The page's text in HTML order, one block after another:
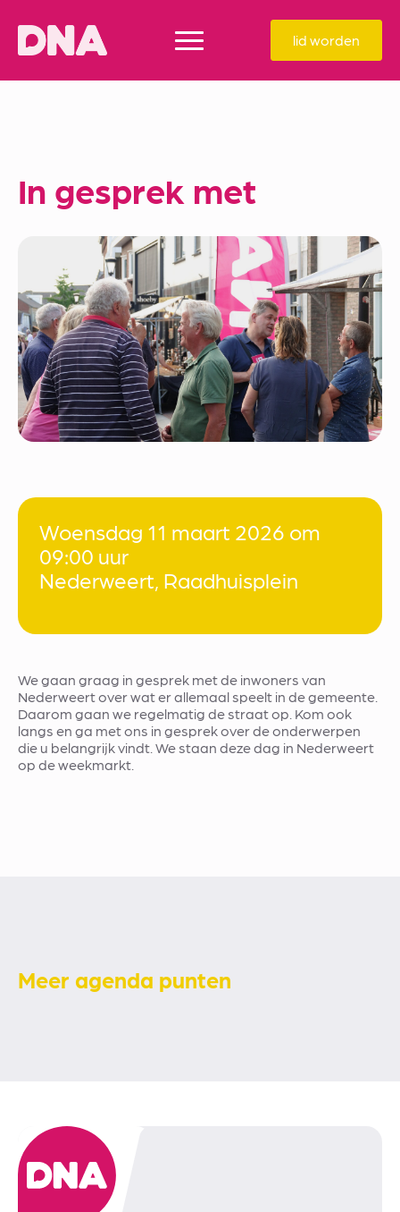
lid worden
In gesprek met
Woensdag 11 maart 2026 om
09:00 uur
Nederweert, Raadhuisplein
We gaan graag in gesprek met de inwoners van
Nederweert over wat er allemaal speelt in de gemeente.
Daarom gaan we regelmatig de straat op. Kom ook
langs en ga met ons in gesprek over de onderwerpen
die u belangrijk vindt. We staan deze dag in Nederweert
op de weekmarkt.
Meer agenda punten